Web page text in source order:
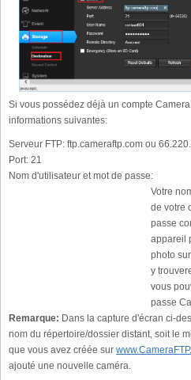
Si vous possédez déjà un compte
informations suivantes:
Serveur FTP: ftp.cameraftp.com ou
Port: 21
Nom d'utilisateur et mot de passe:
Votre
de votre
passe
appareil
photo
y
vous
passe
Remarque: Dans la capture d'écran ci-
nom du répertoire/dossier distant, soit le
que vous avez créée sur
ajouté une nouvelle caméra.